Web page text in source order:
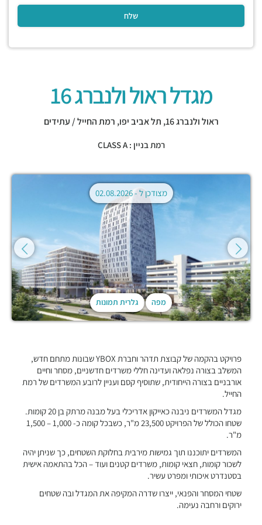
מגדל ראול ולנברג 16
ראול ולנברג 16, תל אביב יפו, רמת החייל / עתידים
רמת בניין : CLASS A
מפה גלרית תמונות
מצודכן ל -02.08.2026
פרויקט בהקמה של קבוצת תדהר וחברת YBOX שבונות מתחם חדש,
המשלב בצורה נפלאה ועדינה חללי משרדים חדשניים, מסחר וחיים
אורבניים בצורה הייחודית, שתוסיף קסם ועניין לרובע המשרדים של רמת
החייל.
מגדל המשרדים ניבנה כאייקון אדריכלי בעל מבנה מרתק בן 20 קומות.
שטחו הכולל של הפרויקט 23,500 מ"ר, כשבכל קומה כ- 1,000 – 1,500
מ"ר.
המשרדים יתוכננו תוך גמישות מירבית בחלוקת השטחים, כך שניתן יהיה
לשכור קומות, חצאי קומות, משרדים קטנים ועוד – הכל בהתאמה אישית
בסטנדרט איכותי ומפרט עשיר.
שטחי המסחר והפנאי, ייצרו שדרה המקיפה את המגדל ובה שטחים
ירוקים ורחבה נעימה.